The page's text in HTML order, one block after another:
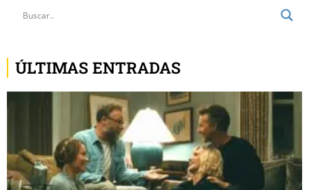
ÚLTIMAS ENTRADAS